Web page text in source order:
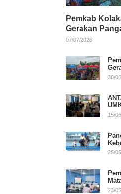
Pemkab
Gerakan
Salurkan
07/07/2026
30/
15/
25/
23/